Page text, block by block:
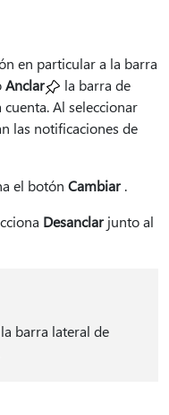
en particular a la barra
Anclar
la barra de
Al seleccionar
las notificaciones de
el botón Cambiar.
Desanclarjunto al
barra lateral de